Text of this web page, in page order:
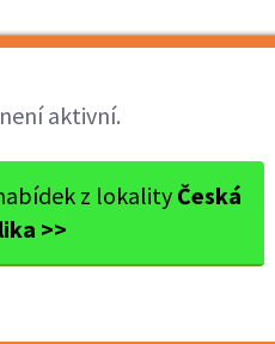
aktivní.
z lokality Česká
>>
pro ecommerce fulf...